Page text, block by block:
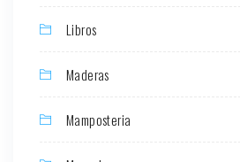
Libros
Maderas
Mamposteria